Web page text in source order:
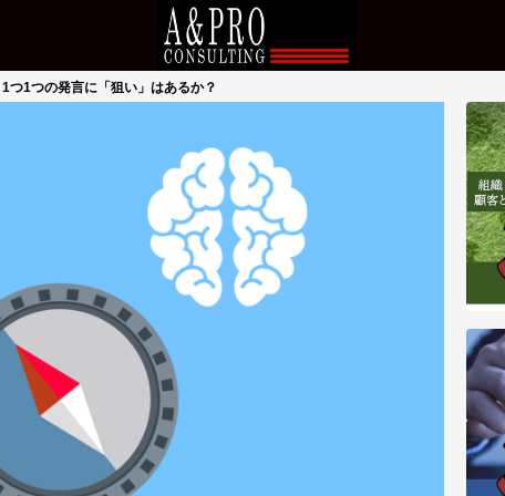
1つ1つの発言に「狙い」はあるか？